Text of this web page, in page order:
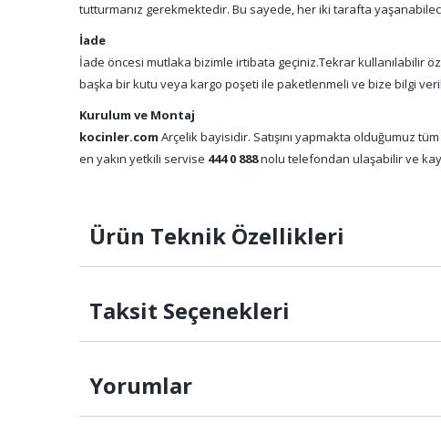
tutturmanız gerekmektedir. Bu sayede, her iki tarafta
İade
İade öncesi mutlaka bizimle irtibata geçiniz.Tekrar kullanılabilir
başka bir kutu veya kargo poşeti ile paketlenmeli ve bize bilgi
Kurulum ve Montaj
kocinler.com Arçelik bayisidir. Satışını yapmakta olduğumuz
en yakın yetkili servise 444 0 888nolu telefondan ulaşabilir ve
Ürün Teknik Özellikleri
Taksit Seçenekleri
Yorumlar